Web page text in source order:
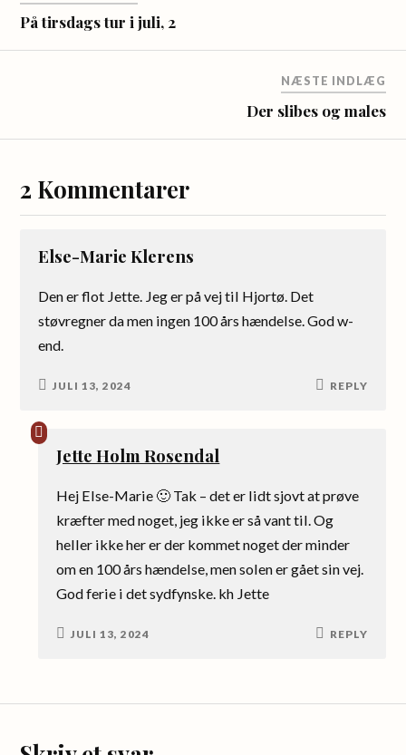
På tirsdags tur i juli, 2
NÆSTE INDLÆG
Der slibes og males
2 Kommentarer
Else-Marie Klerens
Den er flot Jette. Jeg er på vej til Hjortø. Det
støvregner da men ingen 100 års hændelse. God w-
end.
JULI 13, 2024 REPLY
Jette Holm Rosendal
Hej Else-Marie 🙂 Tak – det er lidt sjovt at prøve
kræfter med noget, jeg ikke er så vant til. Og
heller ikke her er der kommet noget der minder
om en 100 års hændelse, men solen er gået sin vej.
God ferie i det sydfynske. kh Jette
JULI 13, 2024 REPLY